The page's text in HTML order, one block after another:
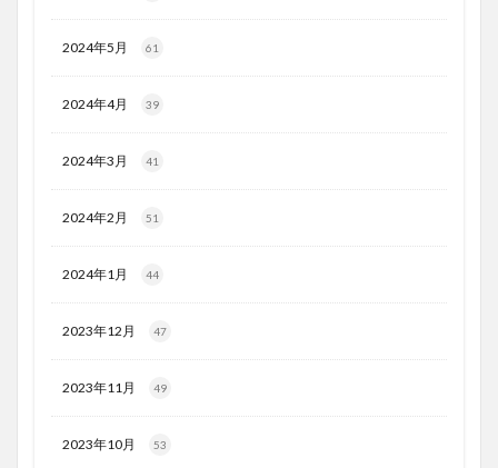
2024年5月 61
2024年4月 39
2024年3月 41
2024年2月 51
2024年1月 44
2023年12月 47
2023年11月 49
2023年10月 53